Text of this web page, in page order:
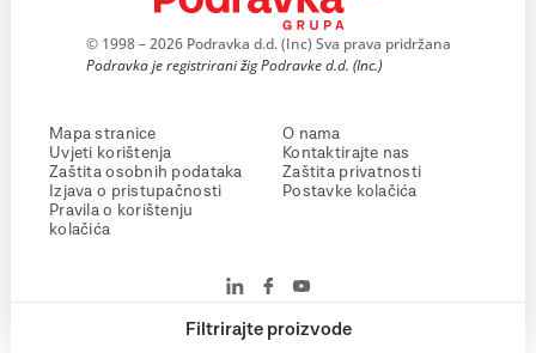
Filtrirajte proizvode
© 1998 – 2026 Podravka d.d. (Inc) Sva prava pridržana
Podravka je registrirani žig Podravke d.d. (Inc.)
Mapa stranice
Uvjeti korištenja
Zaštita osobnih podataka
Izjava o pristupačnosti
Pravila o korištenju
kolačića
O nama
Kontaktirajte nas
Zaštita privatnosti
Postavke kolačića